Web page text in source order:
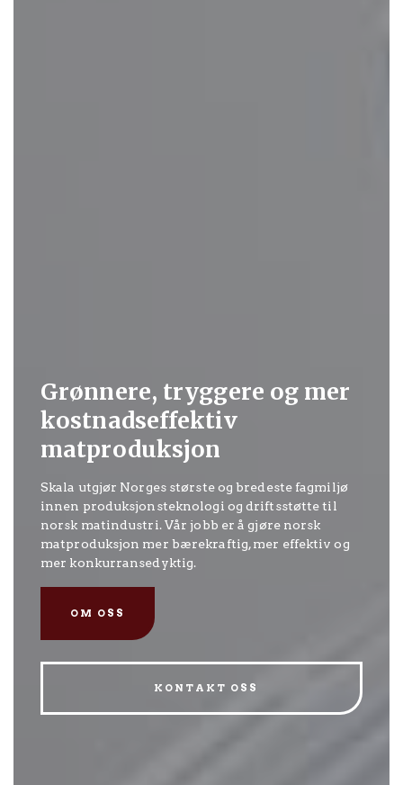
Grønnere, tryggere og mer
kostnadseffektiv
matproduksjon
Skala utgjør Norges største og bredeste fagmiljø
innen produksjonsteknologi og driftsstøtte til
norsk matindustri. Vår jobb er å gjøre norsk
matproduksjon mer bærekraftig, mer effektiv og
mer konkurransedyktig.
OM OSS
KONTAKT OSS